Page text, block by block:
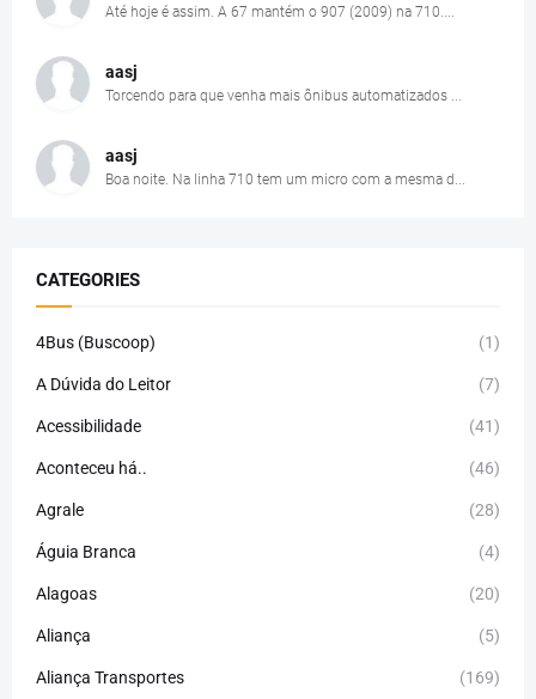
Até hoje é assim. A 67 mantém o 907 (2009) na 710....
aasj
Torcendo para que venha mais ônibus automatizados ...
aasj
Boa noite. Na linha 710 tem um micro com a mesma d...
CATEGORIES
4Bus (Buscoop) (1)
A Dúvida do Leitor (7)
Acessibilidade (41)
Aconteceu há.. (46)
Agrale (28)
Águia Branca (4)
Alagoas (20)
Aliança (5)
Aliança Transportes (169)